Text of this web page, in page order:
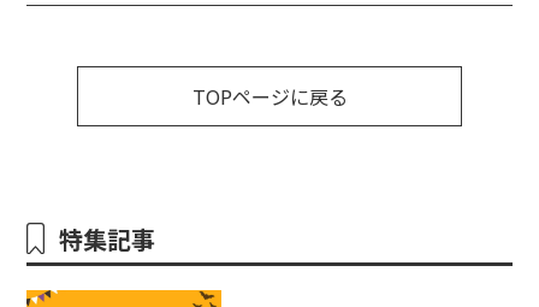
TOPページに戻る
特集記事